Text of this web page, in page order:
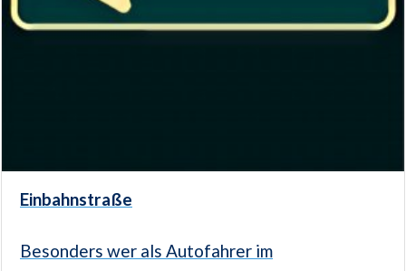
Einbahnstraße
Besonders wer als Autofahrer im